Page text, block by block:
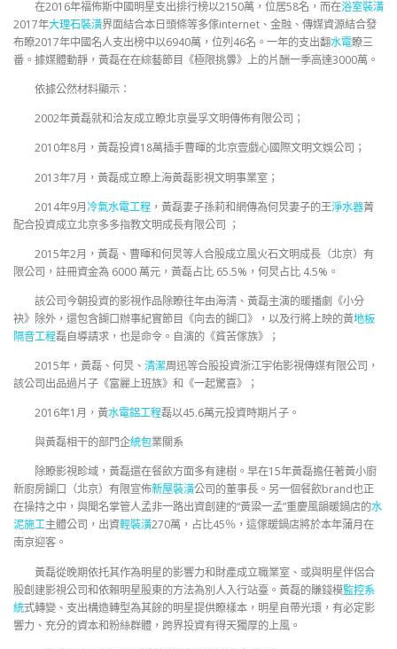
在2016年福佈斯中國明星支出排行榜以2150萬，位居58名，而在浴室裝潢
2017年大理石裝潢界面結合本日頭條等多傢internet、金融、傳媒資源結合發
布瞭2017年中國名人支出榜中以6940萬，位列46名。一年的支出翻水電瞭三
番。據媒體動靜，黃磊在在綜藝節目《極限挑釁》上的片酬一季高達3000萬。
依據公然材料顯示：
2002年黃磊就和洽友成立瞭北京曼孚文明傳佈有限公司；
2010年8月，黃磊投資18萬插手曹暉的北京壹戲心國際文明文娛公司；
2013年7月，黃磊成立瞭上海黃磊影視文明事業室；
2014年9月冷氣水電工程 ，黃磊妻子孫莉和網傳為何炅妻子的王淨水器菁
配合投資成立北京多多指教文明成長有限公司 ；
2015年2月，黃磊、曹暉和何炅等人合股成立風火石文明成長（北京）有
限公司，註冊資金為 6000 萬元，黃磊占比 65.5%，何炅占比 4.5%。
該公司今朝投資的影視作品除瞭往年由海清、黃磊主演的暖播劇《小分
袂》除外，還包含餬口辦事紀實節目《向去的餬口》，以及行將上映的黃地板
隔音工程磊自導請求，也是命令。自演的《貧苦傢族》；
2015年，黃磊、何炅、 清潔周迅等合股投資浙江宇佑影視傳媒有限公司，
該公司出品過片子《富麗上班族》和《一起驚喜》；
2016年1月，黃水電鋁工程磊以45.6萬元投資時期片子。
與黃磊相干的部門企統包業關系
除瞭影視畛域，黃磊還在餐飲方面多有建樹。早在15年黃磊擔任著黃小廚
新廚房餬口（北京）有限宣佈新屋裝潢公司的董事長。另一個餐飲brand也正
在操持之中，與聞名掌管人孟非一路出資創建的“黃粱一孟”重慶風韻暖鍋店的水
泥施工主體公司，出資輕裝潢270萬，占比45％，這傢暖鍋店將於本年蒲月在
南京迎客。
黃磊從晚期依托其作為明星的影響力和財產成立職業室、或與明星伴侶合
股創建影視公司和依賴明星股東的方法為別人入行站臺。黃磊的賺錢模監控系
統式轉變、支出構造轉型為其餘的明星提供瞭樣本，明星自帶光環，有必定影
響力、充分的資本和粉絲群體，跨界投資有得天獨厚的上風。